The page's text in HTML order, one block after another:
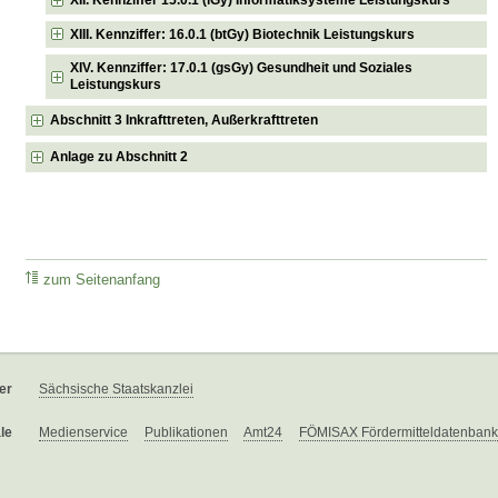
XIII. Kennziffer: 16.0.1 (btGy) Biotechnik Leistungskurs
XIV. Kennziffer: 17.0.1 (gsGy) Gesundheit und Soziales
Leistungskurs
Abschnitt 3 Inkrafttreten, Außerkrafttreten
Anlage zu Abschnitt 2
zum Seitenanfang
Sächsische Staatskanzlei
Medienservice Publikationen Amt24 FÖMISAX Fördermitteldatenbank